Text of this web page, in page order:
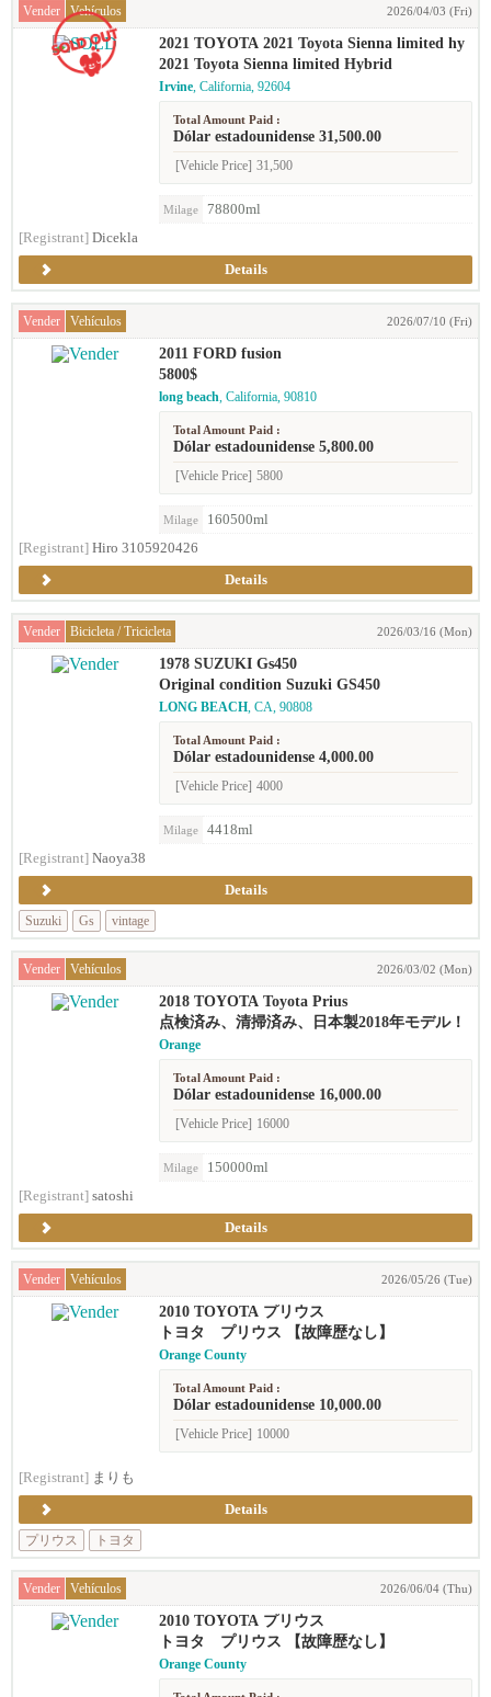
Vender Vehículos 2026/04/03 (Fri)
2021 TOYOTA 2021 Toyota Sienna limited hy
brid
2021 Toyota Sienna limited Hybrid
Irvine, California, 92604
Total Amount Paid :
Dólar estadounidense 31,500.00
[Vehicle Price] 31,500
Milage
78800ml
[Registrant] Dicekla
Details
Vender Vehículos 2026/07/10 (Fri)
2011 FORD fusion
5800$
long beach, California, 90810
Total Amount Paid :
Dólar estadounidense 5,800.00
[Vehicle Price] 5800
Milage
160500ml
[Registrant] Hiro 3105920426
Details
Vender Bicicleta / Tricicleta 2026/03/16 (Mon)
1978 SUZUKI Gs450
Original condition Suzuki GS450
LONG BEACH, CA, 90808
Total Amount Paid :
Dólar estadounidense 4,000.00
[Vehicle Price] 4000
Milage
4418ml
[Registrant] Naoya38
Details
Suzuki
Gs vintage
Vender Vehículos 2026/03/02 (Mon)
2018 TOYOTA Toyota Prius
点検済み、清掃済み、日本製2018年モデル！
Orange
Total Amount Paid :
Dólar estadounidense 16,000.00
[Vehicle Price] 16000
Milage
150000ml
[Registrant] satoshi
Details
Vender Vehículos 2026/05/26 (Tue)
2010 TOYOTA プリウス
トヨタ プリウス 【故障歴なし】
Orange County
Total Amount Paid :
Dólar estadounidense 10,000.00
[Vehicle Price] 10000
[Registrant] まりも
Details
プリウス
トヨタ
Vender Vehículos 2026/06/04 (Thu)
2010 TOYOTA プリウス
トヨタ プリウス 【故障歴なし】
Orange County